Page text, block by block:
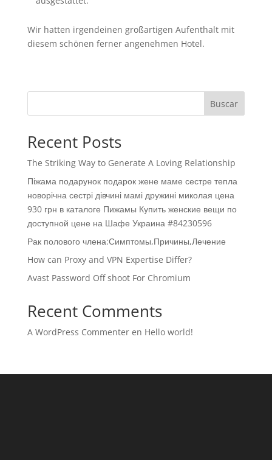
Wir hatten irgendeinen großartigen Aufenthalt mit
diesem schönen ferner angenehmen Hotel.
Buscar
Recent Posts
The Striking Way to Generate A Loving Relationship
Піжама подарунок подарок жене маме сестре тепла
новорічна сестрі дівчині мамі дружині миколая цена
930 грн в каталоге Пижамы Купить женские вещи по
доступной цене на Шафе Украина #84230596
Рак полового члена:Симптомы,Причины,Лечение
How can Proxy and VPN Expertise Differ?
Avast Password Off shoot For Chromium
Recent Comments
A WordPress Commenteren Hello world!